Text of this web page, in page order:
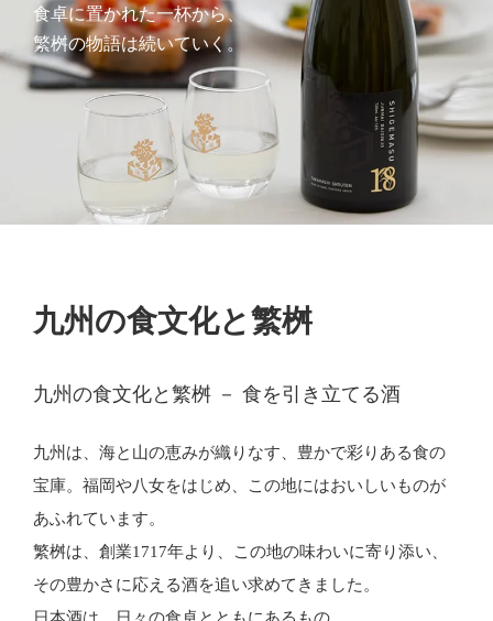
食卓に置かれた一杯から、
繁桝の物語は続いていく。
九州の食文化と繁桝
九州の食文化と繁桝 － 食を引き立てる酒
九州は、海と山の恵みが織りなす、豊かで彩りある食の
宝庫。福岡や八女をはじめ、この地にはおいしいものが
あふれています。
繁桝は、創業1717年より、この地の味わいに寄り添い、
その豊かさに応える酒を追い求めてきました。